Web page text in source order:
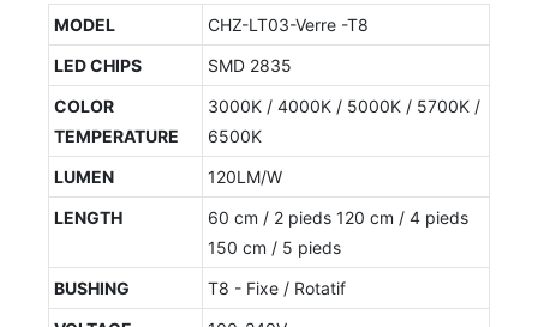
MODEL
CHZ-LT03-Verre -T8
LED CHIPS
SMD 2835
COLOR
TEMPERATURE
3000K / 4000K / 5000K / 5700K /
6500K
LUMEN
120LM/W
LENGTH
60 cm / 2 pieds 120 cm / 4 pieds
150 cm / 5 pieds
BUSHING
T8 - Fixe / Rotatif